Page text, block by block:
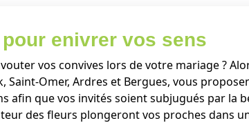
enivrer vos sens
vos convives lors de votre mariage ?
Saint-Omer, Ardres et Bergues, vous
afin que vos invités soient subjugués par la
des fleurs plongeront vos proches dans